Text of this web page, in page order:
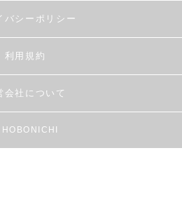
バシーポリシー
利用規約
会社について